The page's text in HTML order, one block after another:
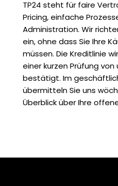
TP24 steht für faire
Pricing, einfache
Administration. Wir
ein, ohne dass Sie Ihre
müssen. Die Kreditlinie
einer kurzen Prüfung von
bestätigt. Im
übermitteln Sie uns
Überblick über Ihre